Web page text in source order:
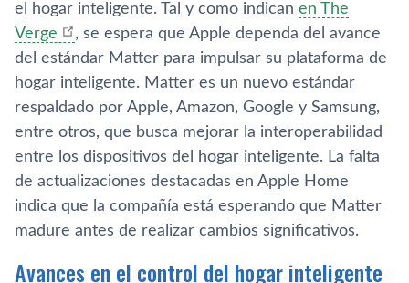
el hogar inteligente. Tal y como indican en The
Verge
, se espera que Apple dependa del avance
del estándar Matter para impulsar su plataforma de
hogar inteligente. Matter es un nuevo estándar
respaldado por Apple, Amazon, Google y Samsung,
entre otros, que busca mejorar la interoperabilidad
entre los dispositivos del hogar inteligente. La falta
de actualizaciones destacadas en Apple Home
indica que la compañía está esperando que Matter
madure antes de realizar cambios significativos.
Avances en el control del hogar inteligente